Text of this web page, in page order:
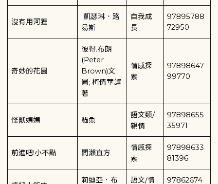
沒有用河狸
凱瑟琳．路
易斯
自我成
長
97895788
72950
奇妙的花園
彼得.布朗
(Peter
Brown)文.
圖;柯倩華譯
著
情感探
索
97898647
99770
怪獸媽媽 貓魚
語文類/
親情
97898655
35971
前進吧!小不點 間瀨直方
情感探
索
97898633
81396
莉迪亞．布
語文/情
97862674